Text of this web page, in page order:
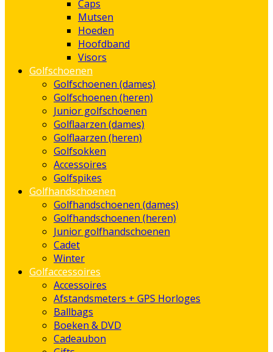
Caps
Mutsen
Hoeden
Hoofdband
Visors
Golfschoenen
Golfschoenen (dames)
Golfschoenen (heren)
Junior golfschoenen
Golflaarzen (dames)
Golflaarzen (heren)
Golfsokken
Accessoires
Golfspikes
Golfhandschoenen
Golfhandschoenen (dames)
Golfhandschoenen (heren)
Junior golfhandschoenen
Cadet
Winter
Golfaccessoires
Accessoires
Afstandsmeters + GPS Horloges
Ballbags
Boeken & DVD
Cadeaubon